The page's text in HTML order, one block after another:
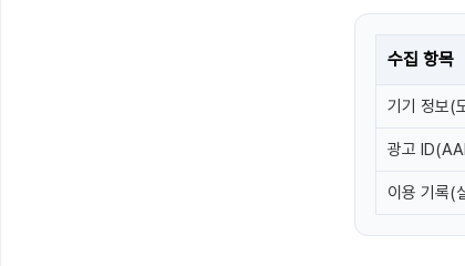
수집 항목
기기 정보(
광고
이용 기록(